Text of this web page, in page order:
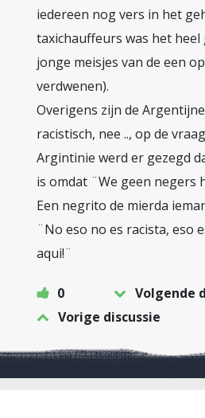
iedereen nog vers in het
taxichauffeurs was het
jonge meisjes van de een
verdwenen).
Overigens zijn de
racistisch, nee .., op de
Argintinie werd er gezegd
is omdat ¨We geen negers
Een negrito de mierda
¨No eso no es racista, eso
aqui!¨
0
Volgende
Vorige discussie